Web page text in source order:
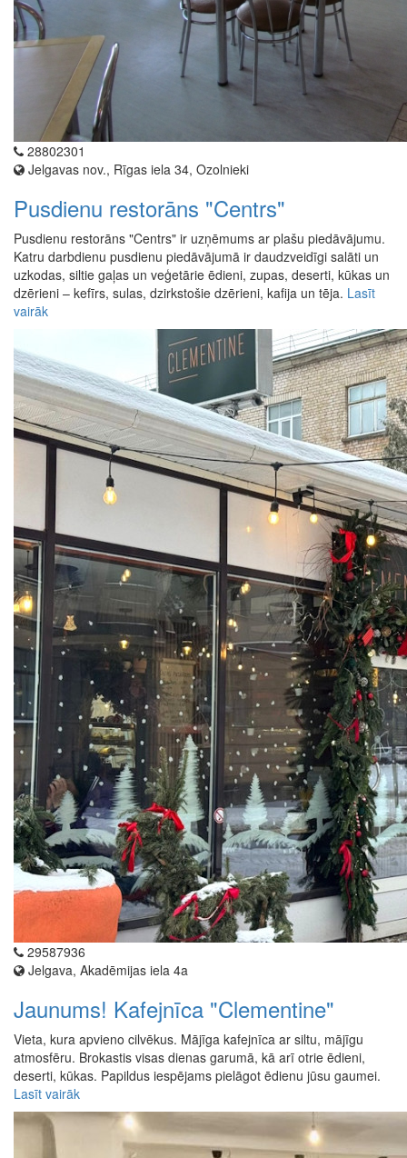
28802301
Jelgavas nov., Rīgas iela 34, Ozolnieki
Pusdienu restorāns "Centrs"
Pusdienu restorāns "Centrs" ir uzņēmums ar plašu piedāvājumu.
Katru darbdienu pusdienu piedāvājumā ir daudzveidīgi salāti un
uzkodas, siltie gaļas un veģetārie ēdieni, zupas, deserti, kūkas un
dzērieni – kefīrs, sulas, dzirkstošie dzērieni, kafija un tēja. Lasīt
vairāk
29587936
Jelgava, Akadēmijas iela 4a
Jaunums! Kafejnīca "Clementine"
Vieta, kura apvieno cilvēkus. Mājīga kafejnīca ar siltu, mājīgu
atmosfēru. Brokastis visas dienas garumā, kā arī otrie ēdieni,
deserti, kūkas. Papildus iespējams pielāgot ēdienu jūsu gaumei.
Lasīt vairāk